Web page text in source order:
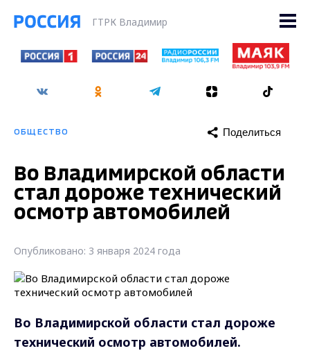
ГТРК Владимир
ОБЩЕСТВО Поделиться
Во Владимирской области
стал дороже технический
осмотр автомобилей
Опубликовано: 3 января 2024 года
Во Владимирской области стал дороже
технический осмотр автомобилей.